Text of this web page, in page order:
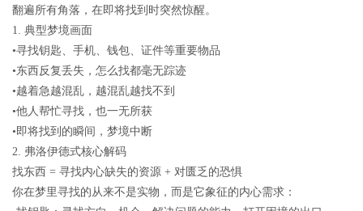
翻遍所有角落，在即将找到时突然惊醒。
1. 典型梦境画面
•寻找钥匙、手机、钱包、证件等重要物品
•东西反复丢失，怎么找都毫无踪迹
•越着急越混乱，越混乱越找不到
•他人帮忙寻找，也一无所获
•即将找到的瞬间，梦境中断
2. 弗洛伊德式核心解码
找东西 = 寻找内心缺失的资源 + 对匮乏的恐惧
你在梦里寻找的从来不是实物 ，而是它象征的内心需求：